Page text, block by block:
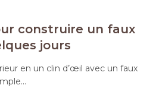
construire un faux
jours
en un clin d’œil avec un faux